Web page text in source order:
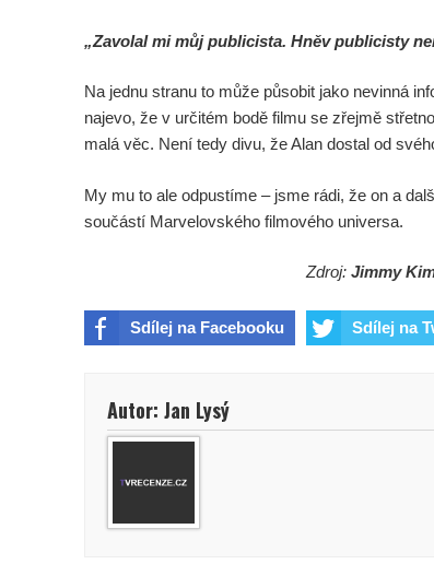
„Zavolal mi můj publicista. Hněv publicisty
Na jednu stranu to může působit jako nevinná
najevo, že v určitém bodě filmu se zřejmě
malá věc. Není tedy divu, že Alan dostal od
My mu to ale odpustíme – jsme rádi, že on a
součástí Marvelovského filmového universa.
Zdroj: Jimmy
Sdílej na Facebooku Sdílej na
Autor: Jan Lysý